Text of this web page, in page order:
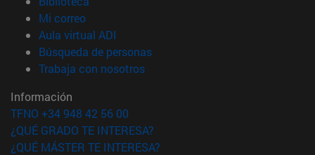
Mi correo(abre en nueva ventana)
Aula virtual ADI
Búsqueda de personas(abre en nueva ventana)
Trabaja con nosotros(abre en nueva ventana)
Información
TFNO +34 948 42 56 00
¿QUÉ GRADO TE INTERESA?
¿QUÉ MÁSTER TE INTERESA?